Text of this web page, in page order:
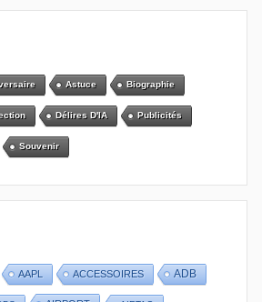
Astuce Biographie
Délires D'IA Publicités
Souvenir
AAPL ACCESSOIRES ADB